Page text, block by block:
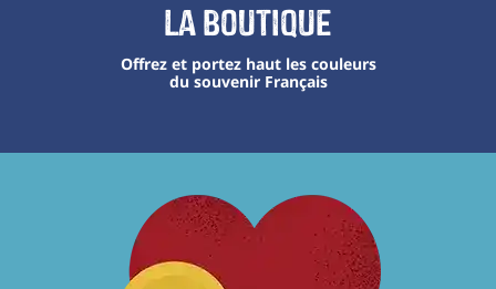
La boutique
Offrez et portez haut les couleurs
du souvenir Français